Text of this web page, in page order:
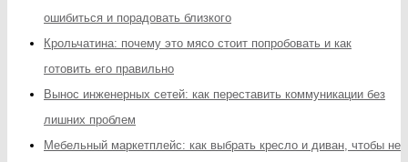
ошибиться и порадовать близкого
Крольчатина: почему это мясо стоит попробовать и как
готовить его правильно
Вынос инженерных сетей: как переставить коммуникации без
лишних проблем
Мебельный маркетплейс: как выбрать кресло и диван, чтобы не